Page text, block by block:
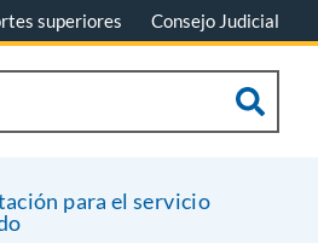
superiores Consejo Judicial
para el servicio